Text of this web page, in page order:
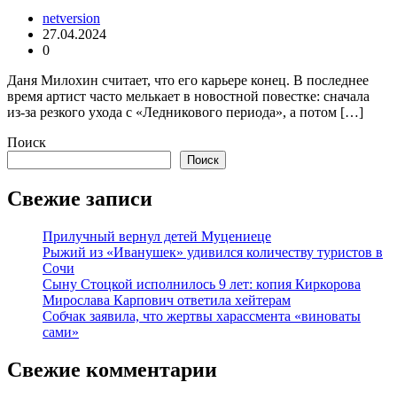
netversion
27.04.2024
0
Даня Милохин считает, что его карьере конец. В последнее
время артист часто мелькает в новостной повестке: сначала
из-за резкого ухода с «Ледникового периода», а потом […]
Поиск
Поиск
Свежие записи
Прилучный вернул детей Муцениеце
Рыжий из «Иванушек» удивился количеству туристов в
Сочи
Сыну Стоцкой исполнилось 9 лет: копия Киркорова
Мирослава Карпович ответила хейтерам
Собчак заявила, что жертвы харассмента «виноваты
сами»
Свежие комментарии